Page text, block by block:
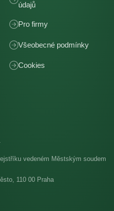
údajů
Pro firmy
Všeobecné podmínky
Cookies
vedeném Městským soudem
110 00 Praha